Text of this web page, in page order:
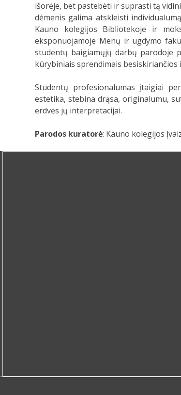
išorėje, bet pastebėti ir suprasti tą
dėmenis galima atskleisti
Kauno kolegijos Bibliotekoje ir
eksponuojamoje Menų ir ugdymo
studentų baigiamųjų darbų parodoje
kūrybiniais sprendimais besiskiriančios
Studentų profesionalumas įtaigiai
estetika, stebina drąsa, originalumu,
erdvės jų interpretacijai.
Parodos kuratorė: Kauno kolegijos